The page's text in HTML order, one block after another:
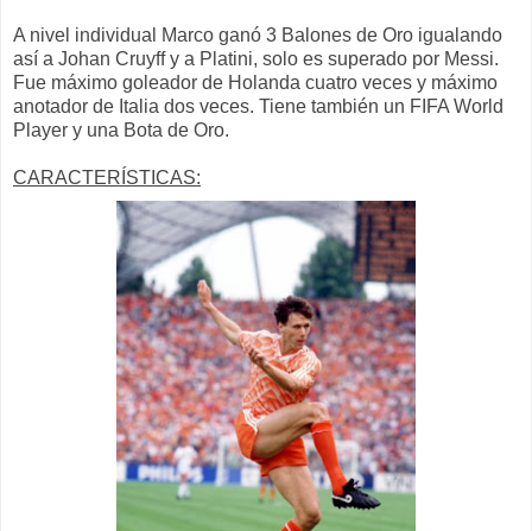
A nivel individual Marco ganó 3 Balones de Oro igualando
así a Johan Cruyff y a Platini, solo es superado por Messi.
Fue máximo goleador de Holanda cuatro veces y máximo
anotador de Italia dos veces. Tiene también un FIFA World
Player y una Bota de Oro.
CARACTERÍSTICAS: